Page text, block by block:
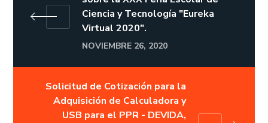
Ciencia y Tecnología "Eureka
Virtual 2020".
NOVIEMBRE 26, 2020
Solicitud de Cotización para la
Adquisición de Calculadora y
USB para el PPR - DEVIDA,